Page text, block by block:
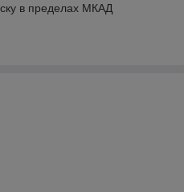
в пределах МКАД